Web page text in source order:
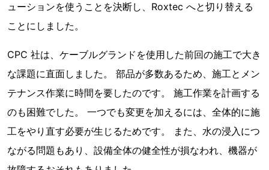
ューションを使うことを決断し、Roxtec へと切り替える
ことにしました。
CPC 社は、ケーブルグランドを使用した前回の施工で大き
な課題に直面しました。 部品が多数あるため、施工とメン
テナンス作業に時間を要したのです。 施工作業を計画する
のも困難でした。 一つでも変更を加えるには、全体的に施
工をやり直す必要が生じるためです。 また、水の浸入につ
ながる問題もあり、設備全体の健全性が損なわれ、機器が